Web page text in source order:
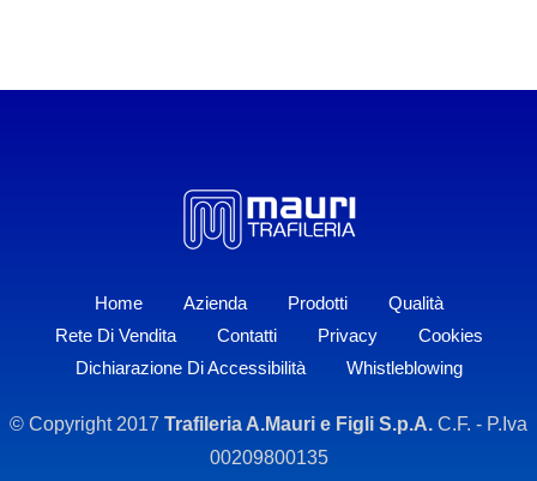
Home Azienda Prodotti
Qualità
Rete Di Vendita
Contatti Privacy
Cookies
Dichiarazione Di Accessibilità
Whistleblowing
© Copyright 2017 Trafileria A.Mauri e Figli S.p.A. C.F. - P.Iva
00209800135